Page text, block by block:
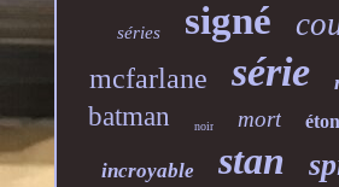
séries signé
mcfarlane série
batman noir mort
incroyable stan